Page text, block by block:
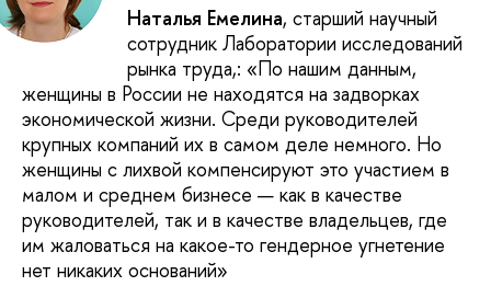
Наталья Емелина, старший научный
сотрудник Лаборатории исследований
рынка труда,: «По нашим данным,
женщины в России не находятся на задворках
экономической жизни. Среди руководителей
крупных компаний их в самом деле немного. Но
женщины с лихвой компенсируют это участием в
малом и среднем бизнесе — как в качестве
руководителей, так и в качестве владельцев, где
им жаловаться на какое-то гендерное угнетение
нет никаких оснований»